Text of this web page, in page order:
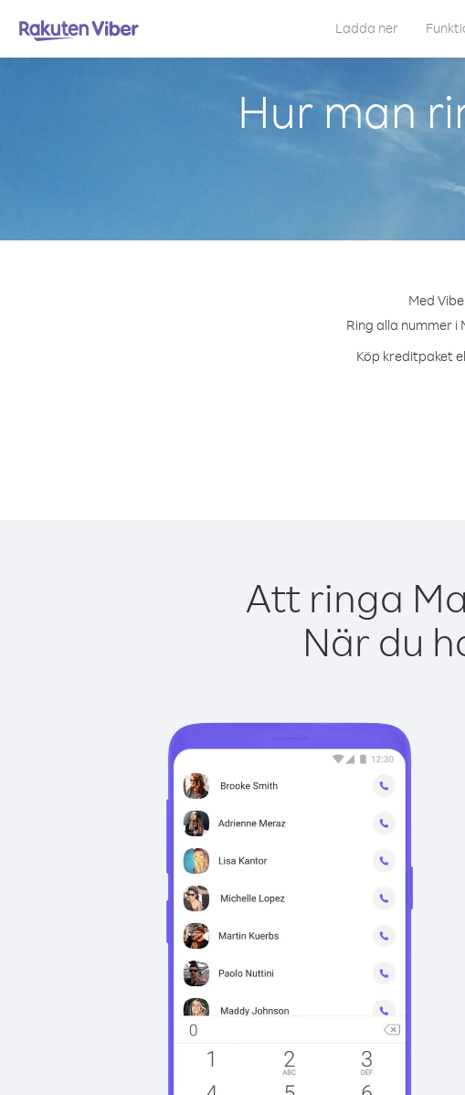
Ladda ner
Hur man
Med
Ring alla nummer
Köp kreditpaket
Att ringa
När du